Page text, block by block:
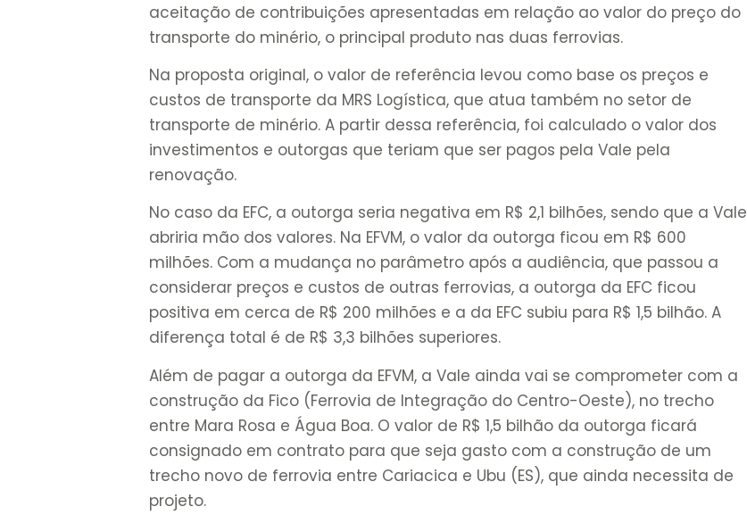
aceitação de contribuições apresentadas em relação ao valor do preço do
transporte do minério, o principal produto nas duas ferrovias.
Na proposta original, o valor de referência levou como base os preços e
custos de transporte da MRS Logística, que atua também no setor de
transporte de minério. A partir dessa referência, foi calculado o valor dos
investimentos e outorgas que teriam que ser pagos pela Vale pela
renovação.
No caso da EFC, a outorga seria negativa em R$ 2,1 bilhões, sendo que a Vale
abriria mão dos valores. Na EFVM, o valor da outorga ficou em R$ 600
milhões. Com a mudança no parâmetro após a audiência, que passou a
considerar preços e custos de outras ferrovias, a outorga da EFC ficou
positiva em cerca de R$ 200 milhões e a da EFC subiu para R$ 1,5 bilhão. A
diferença total é de R$ 3,3 bilhões superiores.
Além de pagar a outorga da EFVM, a Vale ainda vai se comprometer com a
construção da Fico (Ferrovia de Integração do Centro-Oeste), no trecho
entre Mara Rosa e Água Boa. O valor de R$ 1,5 bilhão da outorga ficará
consignado em contrato para que seja gasto com a construção de um
trecho novo de ferrovia entre Cariacica e Ubu (ES), que ainda necessita de
projeto.